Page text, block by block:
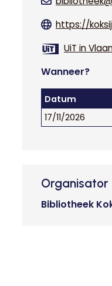
https://
UiT in
Wanneer?
Datum
17/11/2026
Organisator
Bibliotheek